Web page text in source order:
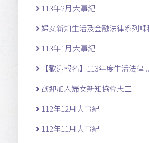
113年2月大事紀
婦女新知生活及金融法律系列課
113年1月大事紀
【歡迎報名】113年度生活法律
歡迎加入婦女新知協會志工
112年12月大事紀
112年11月大事紀